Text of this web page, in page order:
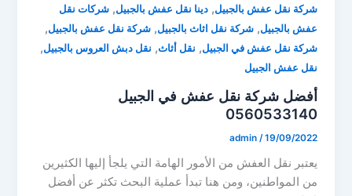
شركة نقل عفش بالجبيل,دينا نقل عفش بالجبيل,شركات نقل
عفش بالجبيل,شركة نقل اثاث بالجبيل,شركة نقل عفش بالجبيل,
شركة نقل عفش في الجبيل, نقل أثاث, نقل دبش العروس بالجبيل,
نقل عفش الجبيل
أفضل شركة نقل عفش في الجبيل
0560533140
admin /19/09/2022
يعتبر نقل العفش من الأمور الهامة التي يلجأ إليها الكثيرين
من المواطنين، ومن هنا تبدأ عملية البحث تكثر عن أفضل